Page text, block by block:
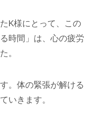
K様にとって、この
時間」は、心の疲労
。
。体の緊張が解ける
いきます。